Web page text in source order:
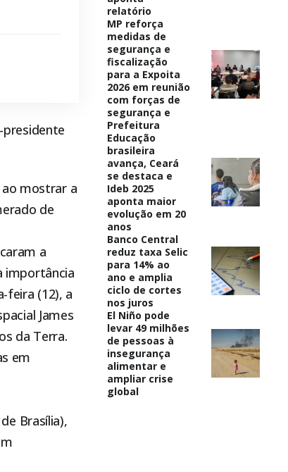
presidente
ao mostrar a
de
a
importância
feira (12), a
James
da Terra.
em
Brasília),
relatório
MP reforça
medidas de
segurança e
fiscalização
para a Expoita
2026 em reunião
com forças de
segurança e
Prefeitura
Educação
brasileira
avança, Ceará
se destaca e
Ideb 2025
aponta maior
evolução em 20
anos
Banco Central
reduz taxa Selic
para 14% ao
ano e amplia
ciclo de cortes
nos juros
El Niño pode
levar 49 milhões
de pessoas à
insegurança
alimentar e
ampliar crise
global